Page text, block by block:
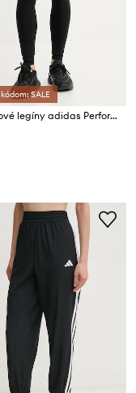
SALE
Tréningové legíny adidas Performance Optime Essentials